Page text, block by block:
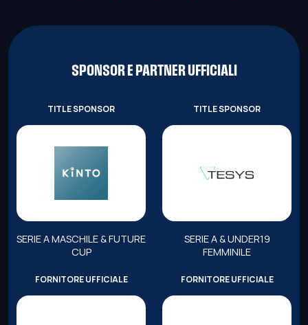
SPONSOR E PARTNER UFFICIALI
TITLE SPONSOR
SERIE A MASCHILE & FUTURE
CUP
TITLE SPONSOR
SERIE A & UNDER19
FEMMINILE
FORNITORE UFFICIALE FORNITORE UFFICIALE